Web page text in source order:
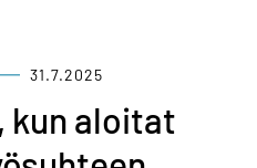
31.7.2025
kun aloitat